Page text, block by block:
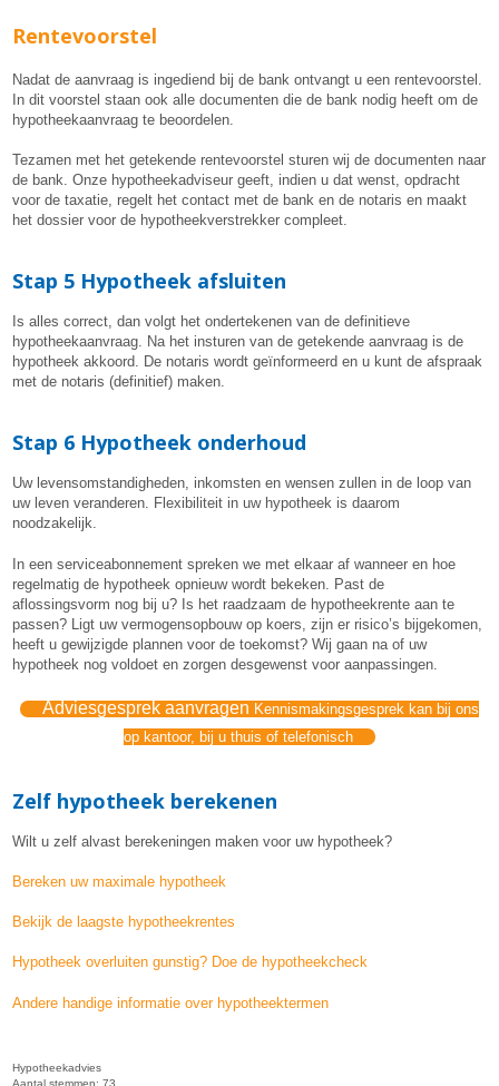
Rentevoorstel
Nadat de aanvraag is ingediend bij de bank ontvangt u een rentevoorstel.
In dit voorstel staan ook alle documenten die de bank nodig heeft om de
hypotheekaanvraag te beoordelen.
Tezamen met het getekende rentevoorstel sturen wij de documenten naar
de bank. Onze hypotheekadviseur geeft, indien u dat wenst, opdracht
voor de taxatie, regelt het contact met de bank en de notaris en maakt
het dossier voor de hypotheekverstrekker compleet.
Stap 5 Hypotheek afsluiten
Is alles correct, dan volgt het ondertekenen van de definitieve
hypotheekaanvraag. Na het insturen van de getekende aanvraag is de
hypotheek akkoord. De notaris wordt geïnformeerd en u kunt de afspraak
met de notaris (definitief) maken.
Stap 6 Hypotheek onderhoud
Uw levensomstandigheden, inkomsten en wensen zullen in de loop van
uw leven veranderen. Flexibiliteit in uw hypotheek is daarom
noodzakelijk.
In een serviceabonnement spreken we met elkaar af wanneer en hoe
regelmatig de hypotheek opnieuw wordt bekeken. Past de
aflossingsvorm nog bij u? Is het raadzaam de hypotheekrente aan te
passen? Ligt uw vermogensopbouw op koers, zijn er risico’s bijgekomen,
heeft u gewijzigde plannen voor de toekomst? Wij gaan na of uw
hypotheek nog voldoet en zorgen desgewenst voor aanpassingen.
Adviesgesprek aanvragen Kennismakingsgesprek kan bij ons
op kantoor, bij u thuis of telefonisch
Zelf hypotheek berekenen
Wilt u zelf alvast berekeningen maken voor uw hypotheek?
Bereken uw maximale hypotheek
Bekijk de laagste hypotheekrentes
Hypotheek overluiten gunstig? Doe de hypotheekcheck
Andere handige informatie over hypotheektermen
Hypotheekadvies
Aantal stemmen:73